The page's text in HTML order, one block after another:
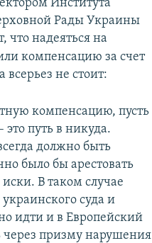
Института
Рады Украины
что надеяться на
компенсацию за счет
всерьез не стоит:
компенсацию, пусть
это путь в никуда.
должно быть
было бы арестовать
В таком случае
суда и
идти и в Европейский
через призму нарушения